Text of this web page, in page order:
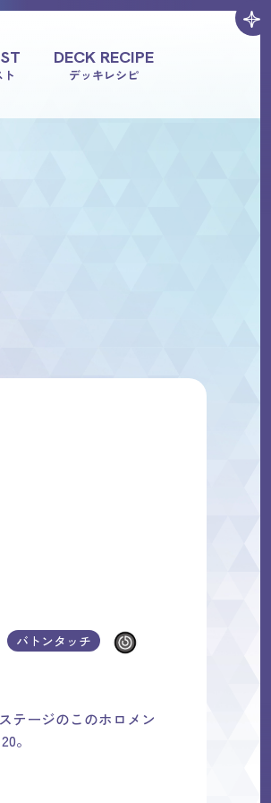
DECK RECIPE
デッキレシピ
バトンタッチ
テージのこのホロメン
。